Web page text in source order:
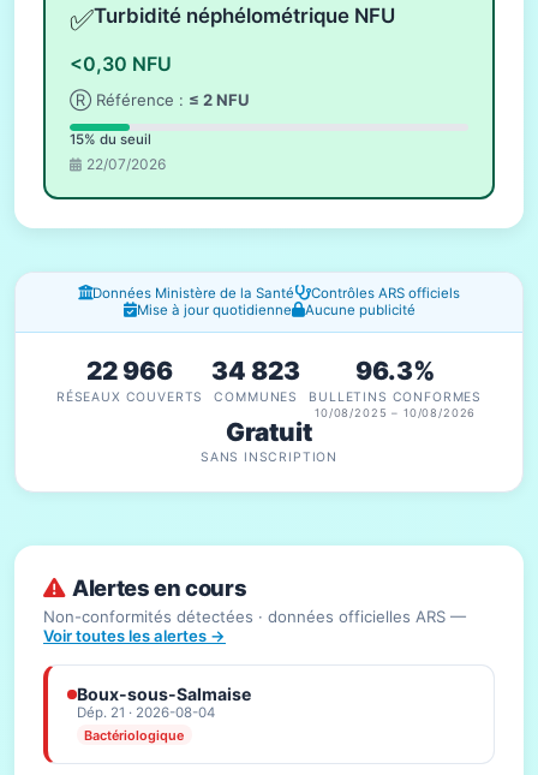
✅Turbidité néphélométrique NFU
<0,30 NFU
Ⓡ Référence : ≤ 2 NFU
15% du seuil
22/07/2026
Fenêtres d'information
Données Ministère de la Santé
Contrôles ARS officiels
Mise à jour quotidienne
Aucune publicité
22 966
RÉSEAUX COUVERTS
34 823
COMMUNES
96.3%
BULLETINS CONFORMES
10/08/2025 – 10/08/2026
Gratuit
SANS INSCRIPTION
Alertes en cours
Non-conformités détectées · données officielles ARS —
Voir toutes les alertes →
Boux-sous-Salmaise
Dép. 21 · 2026-08-04
Bactériologique